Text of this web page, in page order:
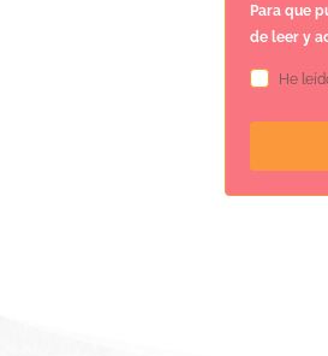
Para que
de leer y
He